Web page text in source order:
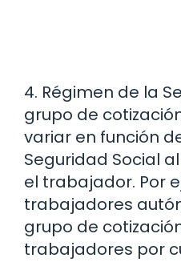
4. Régimen de la
grupo de
variar en función
Seguridad Social
el trabajador. Por
trabajadores
grupo de
trabajadores por